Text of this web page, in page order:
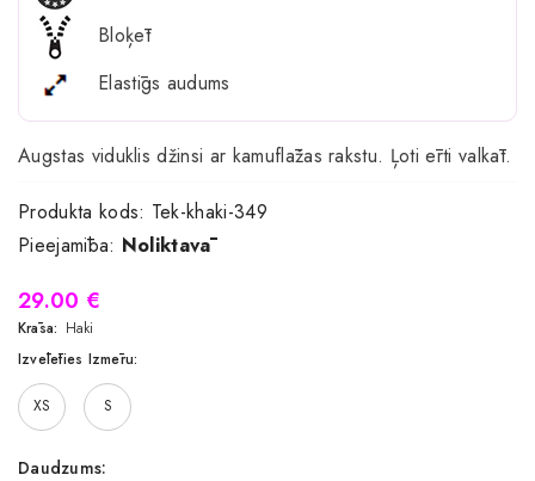
Bloķēt
Elastīgs audums
Augstas viduklis džinsi ar kamuflāžas rakstu. Ļoti ērti valkāt.
Produkta kods: Tek-khaki-349
Pieejamība: Noliktavā
29.00 €
Krāsa: Haki
Izvēlēties Izmēru:
XS S
Daudzums: